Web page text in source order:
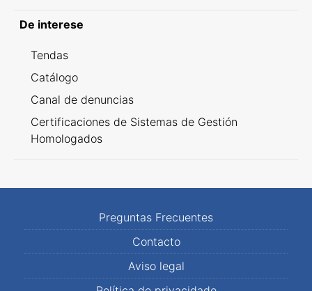
De interese
Tendas
Catálogo
Canal de denuncias
Certificaciones de Sistemas de Gestión
Homologados
Preguntas Frecuentes
Contacto
Aviso legal